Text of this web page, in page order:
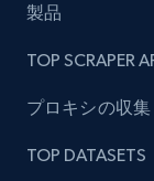
製品
TOP SCRAPER
プロキシの収集
TOP DATASETS